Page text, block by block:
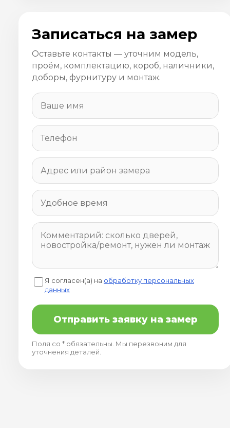
Записаться на замер
Оставьте контакты — уточним модель,
проём, комплектацию, короб, наличники,
доборы, фурнитуру и монтаж.
Я согласен(а) на обработку персональных
данных
Отправить заявку на замер
Поля со * обязательны. Мы перезвоним для
уточнения деталей.